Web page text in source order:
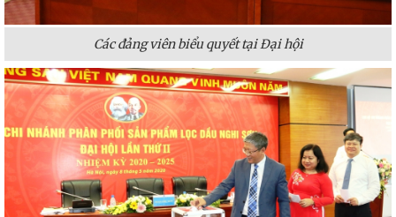
Các đảng viên biểu quyết tại Đại hội